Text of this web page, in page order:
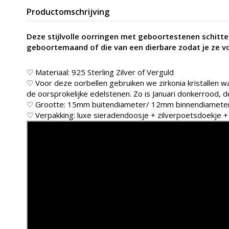
Productomschrijving
Deze stijlvolle oorringen met geboortestenen
geboortemaand of die van een dierbare zodat je ze
♡ Materiaal: 925 Sterling Zilver of Verguld
♡ Voor deze oorbellen gebruiken we zirkonia kristallen
de oorsprokelijke edelstenen. Zo is Januari donkerrood,
♡ Grootte: 15mm buitendiameter/ 12mm
♡ Verpakking: luxe sieradendoosje + zilverpoetsdoekje